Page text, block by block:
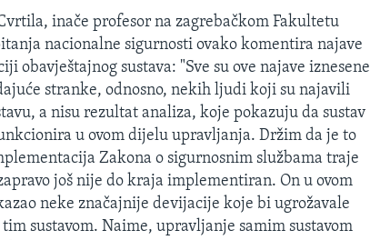
inače profesor na zagrebačkom Fakultetu
nacionalne sigurnosti ovako komentira najave
obavještajnog sustava: "Sve su ove najave iznesene
stranke, odnosno, nekih ljudi koji su najavili
a nisu rezultat analiza, koje pokazuju da sustav
u ovom dijelu upravljanja. Držim da je to
Zakona o sigurnosnim službama traje
još nije do kraja implementiran. On u ovom
neke značajnije devijacije koje bi ugrožavale
sustavom. Naime, upravljanje samim sustavom